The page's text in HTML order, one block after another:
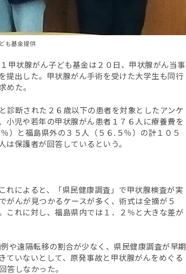
も基金提供
甲状腺がん子ども基金は２０日、甲状腺がん当事
提出した。甲状腺がん手術を受けた大学生も同行
めた。
診断された２６歳以下の患者を対象としたアンケ
小児や若年の甲状腺がん患者１７６人に療養費を
）と福島県外の３５人（５６.５％）の計１０５
保護者が回答しているという。
れによると、「県民健康調査」で甲状腺検査が実
んが見つかるケースが多く、術式は全摘が５
これに対し、福島県内では１．２％と大きな差が
や遠隔転移の割合が少なく、県民健康調査が早期
いないとして、原発事故と甲状腺がんをめぐる
しなかった。